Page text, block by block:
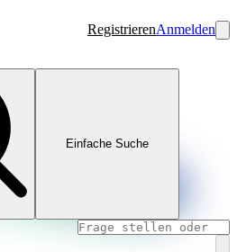
RegistrierenAnmelden
Einfache Suche